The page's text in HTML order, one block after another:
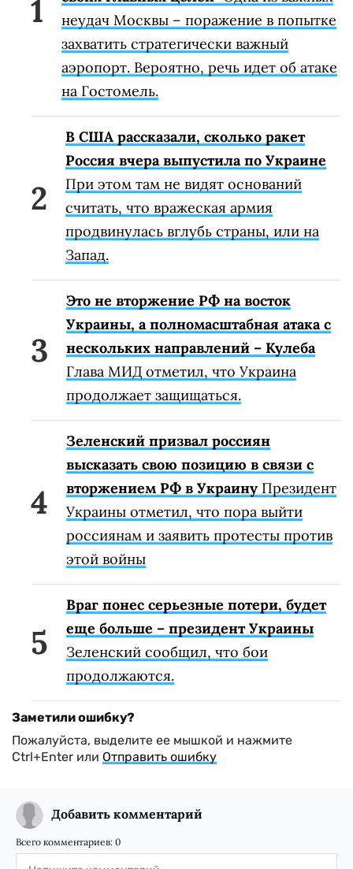
неудач Москвы – поражение в попытке
захватить стратегически важный
аэропорт. Вероятно, речь идет об атаке
на Гостомель.
В США рассказали, сколько ракет
Россия вчера выпустила по Украине
При этом там не видят оснований
считать, что вражеская армия
продвинулась вглубь страны, или на
Запад.
Это не вторжение РФ на восток
Украины, а полномасштабная атака с
нескольких направлений – Кулеба
Глава МИД отметил, что Украина
продолжает защищаться.
Зеленский призвал россиян
высказать свою позицию в связи с
вторжением РФ в Украину Президент
Украины отметил, что пора выйти
россиянам и заявить протесты против
этой войны
Враг понес серьезные потери, будет
еще больше – президент Украины
Зеленский сообщил, что бои
продолжаются.
Заметили ошибку?
Пожалуйста, выделите ее мышкой и нажмите
Ctrl+Enter или Отправить ошибку
Добавить комментарий
Всего комментариев: 0